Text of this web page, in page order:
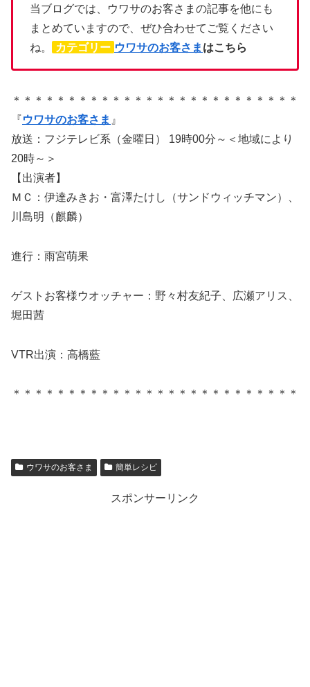
当ブログでは、ウワサのお客さまの記事を他にも
まとめていますので、ぜひ合わせてご覧ください
ね。
カテゴリー ウワサのお客さまはこちら
＊＊＊＊＊＊＊＊＊＊＊＊＊＊＊＊＊＊＊＊＊＊＊＊＊＊
『ウワサのお客さま 』
放送：フジテレビ系（金曜日） 19時00分～＜地域により
20時～＞
【出演者】
ＭＣ：伊達みきお・富澤たけし（サンドウィッチマン）、
川島明（麒麟）
進行：雨宮萌果
ゲストお客様ウオッチャー：野々村友紀子、広瀬アリス、
堀田茜
VTR出演：高橋藍
＊＊＊＊＊＊＊＊＊＊＊＊＊＊＊＊＊＊＊＊＊＊＊＊＊＊
ウワサのお客さま 簡単レシピ
スポンサーリンク